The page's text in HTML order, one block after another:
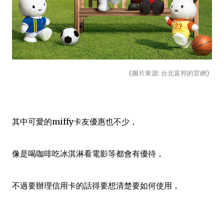
(圖片來源: 台北富邦的官網)
其中可愛的miffy卡友優惠也不少，
像是喝咖啡吃冰淇淋看電影等都會有優待，
不過要辦理信用卡的話得要想清楚要如何使用，